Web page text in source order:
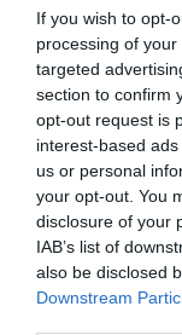
If you wish to opt-
processing of
targeted
section to confirm
opt-out request is
interest-based
us or personal
your opt-out. You
disclosure of your
IAB’s list of
also be disclosed
Downstream
05.08.2026 | 20:02
Αναδιάταξη
Ντονμπάς με
διοίκηση και